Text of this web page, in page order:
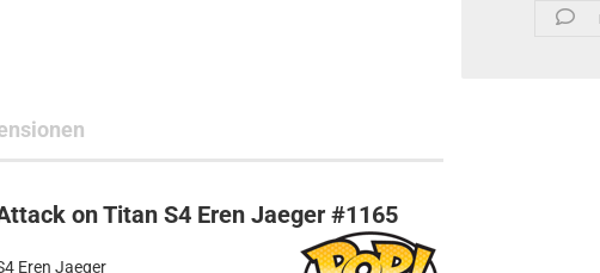
on Titan S4 Eren Jaeger #1165
Eren Jaeger